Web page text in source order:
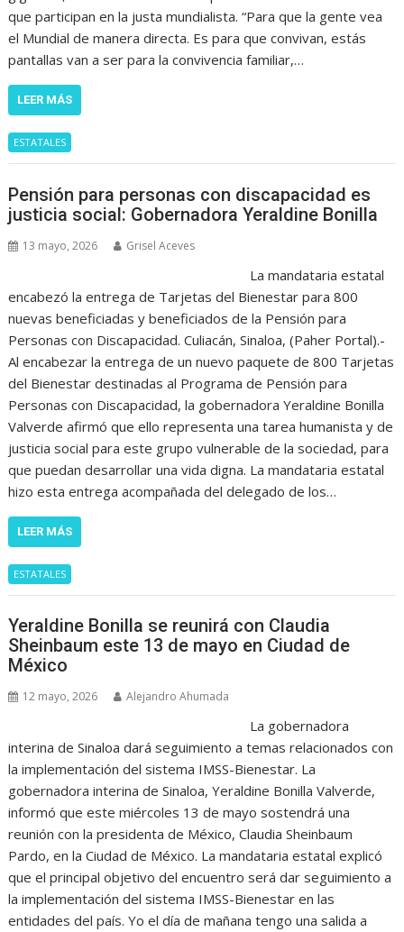
que participan en la justa mundialista. “Para que la gente vea
el Mundial de manera directa. Es para que convivan, estás
pantallas van a ser para la convivencia familiar,…
LEER MÁS
ESTATALES
Pensión para personas con discapacidad es
justicia social: Gobernadora Yeraldine Bonilla
13 mayo, 2026 Grisel Aceves
La mandataria estatal
encabezó la entrega de Tarjetas del Bienestar para 800
nuevas beneficiadas y beneficiados de la Pensión para
Personas con Discapacidad. Culiacán, Sinaloa, (Paher Portal).-
Al encabezar la entrega de un nuevo paquete de 800 Tarjetas
del Bienestar destinadas al Programa de Pensión para
Personas con Discapacidad, la gobernadora Yeraldine Bonilla
Valverde afirmó que ello representa una tarea humanista y de
justicia social para este grupo vulnerable de la sociedad, para
que puedan desarrollar una vida digna. La mandataria estatal
hizo esta entrega acompañada del delegado de los…
LEER MÁS
ESTATALES
Yeraldine Bonilla se reunirá con Claudia
Sheinbaum este 13 de mayo en Ciudad de
México
12 mayo, 2026 Alejandro Ahumada
La gobernadora
interina de Sinaloa dará seguimiento a temas relacionados con
la implementación del sistema IMSS-Bienestar. La
gobernadora interina de Sinaloa, Yeraldine Bonilla Valverde,
informó que este miércoles 13 de mayo sostendrá una
reunión con la presidenta de México, Claudia Sheinbaum
Pardo, en la Ciudad de México. La mandataria estatal explicó
que el principal objetivo del encuentro será dar seguimiento a
la implementación del sistema IMSS-Bienestar en las
entidades del país. Yo el día de mañana tengo una salida a